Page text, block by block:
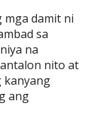
damit ni
sa
na
nito at
kanyang
ang